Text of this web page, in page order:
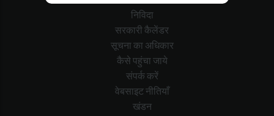
निविदा
सरकारी कैलेंडर
सूचना का अधिकार
कैसे पहुंचा जाये
संपर्क करें
वेबसाइट नीतियाँ
खंडन